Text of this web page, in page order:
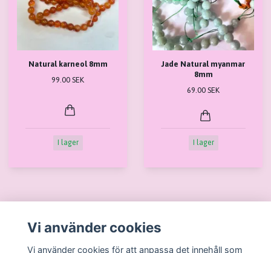
Natural karneol 8mm
99.00 SEK
I lager
Jade Natural myanmar
8mm
69.00 SEK
I lager
Vi använder cookies
Vi använder cookies för att anpassa det innehåll som